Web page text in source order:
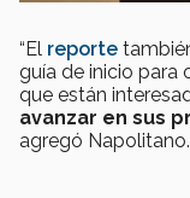
“El reporte
guía de inicio para
que están
avanzar en sus
agregó Napolitano.